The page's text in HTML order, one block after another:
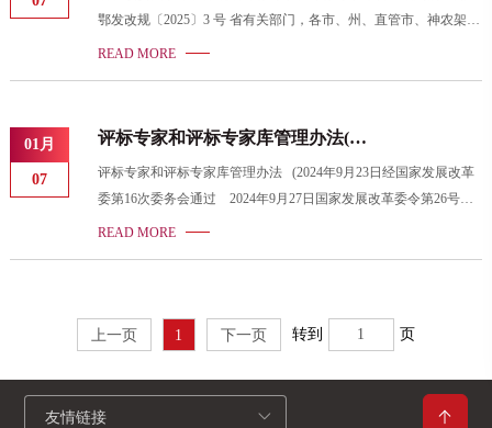
依法实施的监督。 有关行政监督部门依照国务院或者地方政府的
职责分工，对评标活动实施监督，依
鄂发改规〔2025〕3 号 省有关部门，各市、州、直管市、神农架林
区招标投标指导协调工作牵头部门： 经省人民政府同意，现
READ MORE
01月
07
评标专家和评标专家库管理办法(国
评标专家和评标专家库管理办法 (2024年9月23日经国家发展改革
委第16次委务会通过 2024年9月27日国家发展改革委令第26号公
布 自2025年1月1日起施行) 《评标专家和评标专家库管理办法》
READ MORE
上一页 1 下一页 转到 页
友情链接